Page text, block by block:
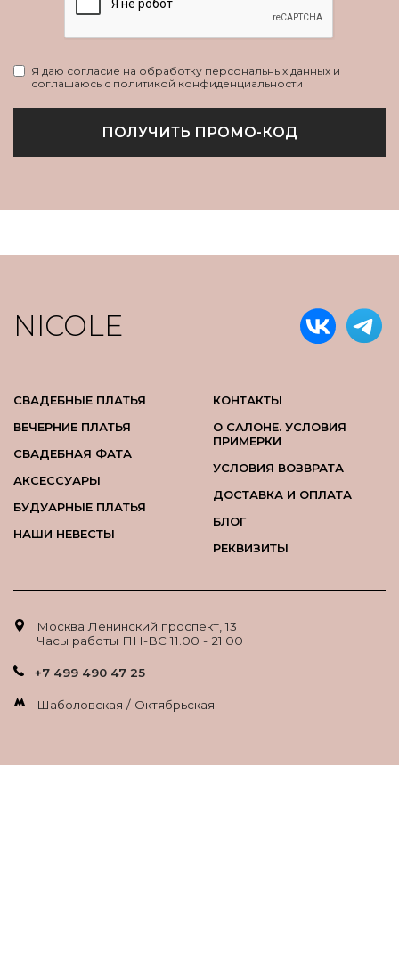
Я даю согласие на обработку персональных данных и
соглашаюсь с политикой конфиденциальности
ПОЛУЧИТЬ ПРОМО-КОД
NICOLE
СВАДЕБНЫЕ ПЛАТЬЯ
ВЕЧЕРНИЕ ПЛАТЬЯ
СВАДЕБНАЯ ФАТА
АКСЕССУАРЫ
БУДУАРНЫЕ ПЛАТЬЯ
НАШИ НЕВЕСТЫ
КОНТАКТЫ
О САЛОНЕ. УСЛОВИЯ
ПРИМЕРКИ
УСЛОВИЯ ВОЗВРАТА
ДОСТАВКА И ОПЛАТА
БЛОГ
РЕКВИЗИТЫ
Москва Ленинский проспект, 13
Часы работы ПН-ВС 11.00 - 21.00
+7 499 490 47 25
Шаболовская / Октябрьская